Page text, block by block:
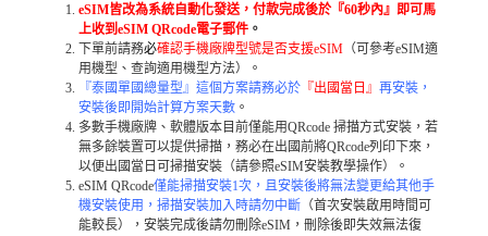
eSIM皆改為系統自動化發送，付款完成後於『60秒內』即可馬
上收到eSIM QRcode電子郵件 。
下單前請務必確認手機廠牌型號是否支援eSIM （可參考eSIM適
用機型、查詢適用機型方法）。
『泰國單國總量型』這個方案請務必於 『出國當日』 再安裝，
安裝後即開始計算方案天數 。
多數手機廠牌、軟體版本目前僅能用QRcode 掃描方式安裝，若
無多餘裝置可以提供掃描，務必在出國前將QRcode列印下來，
以便出國當日可掃描安裝（請參照eSIM安裝教學操作）。
eSIM QRcode僅能掃描安裝1次，且安裝後將無法變更給其他手
機安裝使用，掃描安裝加入時請勿中斷 （首次安裝啟用時間可
能較長），安裝完成後請勿刪除eSIM，刪除後即失效無法復